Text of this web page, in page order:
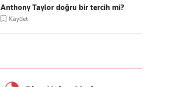
Anthony Taylor doğru bir tercih mi?
Kaydet